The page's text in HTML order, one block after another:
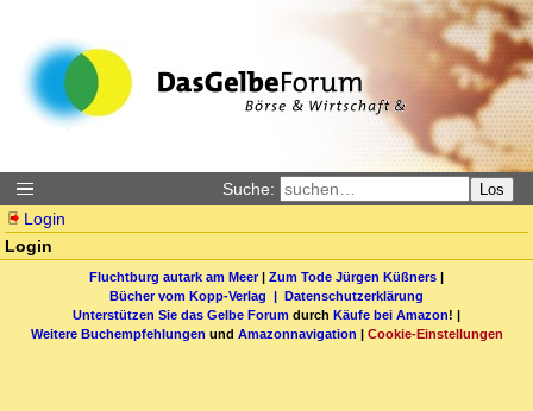
Suche: Los
Login
Login
Fluchtburg autark am Meer| Zum Tode Jürgen Küßners |
Bücher vom Kopp-Verlag | Datenschutzerklärung
Unterstützen Sie das Gelbe Forum durch Käufe bei Amazon! |
Weitere Buchempfehlungen und Amazonnavigation | Cookie-Einstellungen